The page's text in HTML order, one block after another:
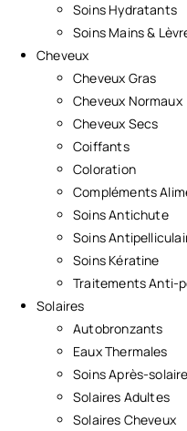
Soins Hydratants
Soins Mains &
Cheveux
Cheveux Gras
Cheveux Normaux
Cheveux Secs
Coiffants
Coloration
Compléments
Soins Antichute
Soins
Soins Kératine
Traitements Anti-
Solaires
Autobronzants
Eaux Thermales
Soins Après-
Solaires Adultes
Solaires Cheveux